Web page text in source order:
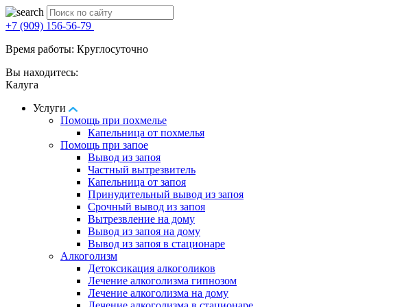
+7 (909) 156-56-79
Время работы: Круглосуточно
Вы находитесь:
Калуга
Услуги
Помощь при похмелье
Капельница от похмелья
Помощь при запое
Вывод из запоя
Частный вытрезвитель
Капельница от запоя
Принудительный вывод из запоя
Срочный вывод из запоя
Вытрезвление на дому
Вывод из запоя на дому
Вывод из запоя в стационаре
Алкоголизм
Детоксикация алкоголиков
Лечение алкоголизма гипнозом
Лечение алкоголизма на дому